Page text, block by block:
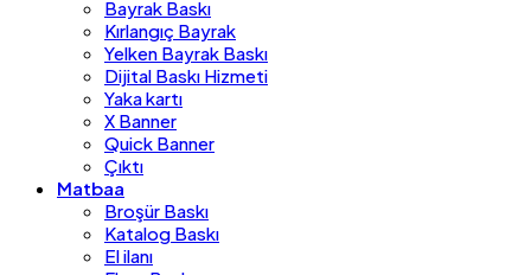
Bayrak Baskı
Kırlangıç Bayrak
Yelken Bayrak Baskı
Dijital Baskı Hizmeti
Yaka kartı
X Banner
Quick Banner
Çıktı
Matbaa
Broşür Baskı
Katalog Baskı
El ilanı